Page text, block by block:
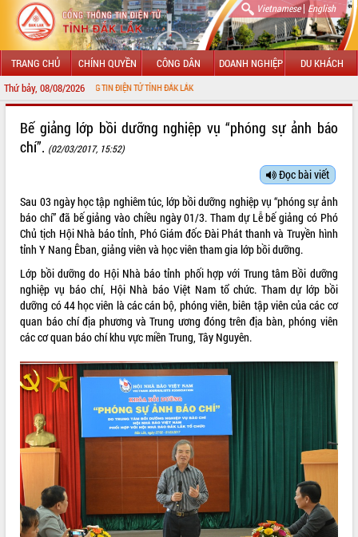
Vietnamese| English
TRANG CHỦ CHÍNH QUYỀN CÔNG DÂN DOANH NGHIỆP DU KHÁCH
Thứ bảy, 08/08/2026
CỔNG THÔNG TIN ĐIỆN TỬ TỈNH ĐẮK LẮK
LÃNH ĐẠO UBND TỈNH
SỞ, BAN, NGÀNH
UBND CÁC XÃ, PHƯỜNG
THÔNG TIN CHỈ ĐẠO ĐIỀU HÀNH
HỆ THỐNG VĂN BẢN
VĂN BẢN HĐND TỈNH
ĐIỂM TIN VĂN BẢN
QUY HOẠCH - KẾ HOẠCH
Bế giảng lớp bồi dưỡng nghiệp vụ “phóng sự ảnh báo
chí”. (02/03/2017, 15:52)
Đọc bài viết
Sau 03 ngày học tập nghiêm túc, lớp bồi dưỡng nghiệp vụ “phóng sự ảnh
báo chí” đã bế giảng vào chiều ngày 01/3. Tham dự Lễ bế giảng có Phó
Chủ tịch Hội Nhà báo tỉnh, Phó Giám đốc Đài Phát thanh và Truyền hình
tỉnh Y Nang Êban, giảng viên và học viên tham gia lớp bồi dưỡng.
Lớp bồi dưỡng do Hội Nhà báo tỉnh phối hợp với Trung tâm Bồi dưỡng
nghiệp vụ báo chí, Hội Nhà báo Việt Nam tổ chức. Tham dự lớp bồi
dưỡng có 44 học viên là các cán bộ, phóng viên, biên tập viên của các cơ
quan báo chí địa phương và Trung ương đóng trên địa bàn, phóng viên
các cơ quan báo chí khu vực miền Trung, Tây Nguyên.